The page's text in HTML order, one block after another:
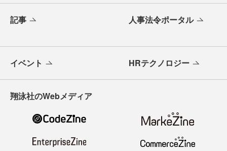
記事 人事法令ポータル
イベント HRテクノロジー
翔泳社のWebメディア